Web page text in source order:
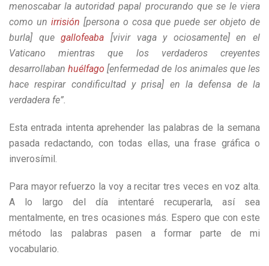
menoscabar la autoridad papal procurando que se le viera
como un irrisión [persona o cosa que puede ser objeto de
burla] que gallofeaba [vivir vaga y ociosamente] en el
Vaticano mientras que los verdaderos creyentes
desarrollabanhuélfago [enfermedad de los animales que les
hace respirar condificultad y prisa] en la defensa de la
verdadera fe”.
Esta entrada intenta aprehender las palabras de la semana
pasada redactando, con todas ellas, una frase gráfica o
inverosímil.
Para mayor refuerzo la voy a recitar tres veces en voz alta.
A lo largo del día intentaré recuperarla, así sea
mentalmente, en tres ocasiones más. Espero que con este
método las palabras pasen a formar parte de mi
vocabulario.